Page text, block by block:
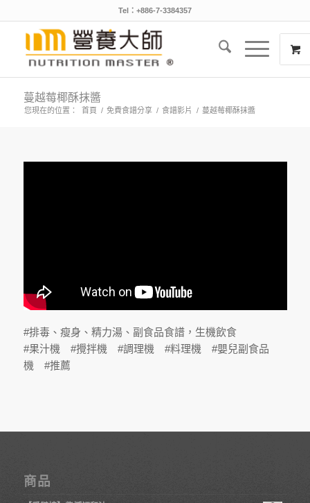
Tel：+886-7-3384357
蔓越莓椰酥抹醬
您現在的位置： 首頁 / 免費食譜分享 / 食譜影片 / 蔓越莓椰酥抹醬
#排毒、瘦身、精力湯、副食品食譜，生機飲食
#果汁機 #攪拌機 #調理機 #料理機 #嬰兒副食品
機 #推薦
商品